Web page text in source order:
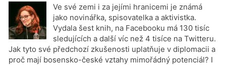
Ve své zemi i za jejími hranicemi je známá
jako novinářka, spisovatelka a aktivistka.
Vydala šest knih, na Facebooku má 130 tisíc
sledujících a další víc než 4 tisíce na Twitteru.
Jak tyto své předchozí zkušenosti uplatňuje v diplomacii a
proč mají bosensko-české vztahy mimořádný potenciál? I